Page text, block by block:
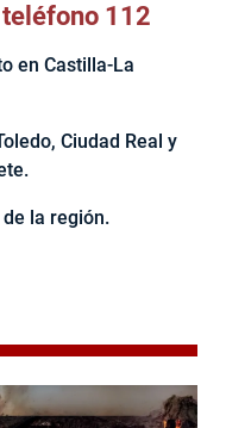
112
en Castilla-La
Ciudad Real y
la región.